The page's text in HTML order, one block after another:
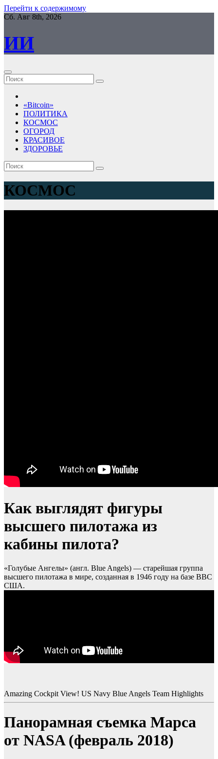
Перейти к содержимому
Сб. Авг 8th, 2026
ИИ
«Bitcoin»
ПОЛИТИКА
КОСМОС
ОГОРОД
КРАСИВОЕ
ЗДОРОВЬЕ
КОСМОС
Как выглядят фигуры
высшего пилотажа из
кабины пилота?
«Голубые Ангелы» (англ. Blue Angels) — старейшая группа
высшего пилотажа в мире, созданная в 1946 году на базе ВВС
США.
Amazing Cockpit View! US Navy Blue Angels Team Highlights
Панорамная съемка Марса
от NASA (февраль 2018)